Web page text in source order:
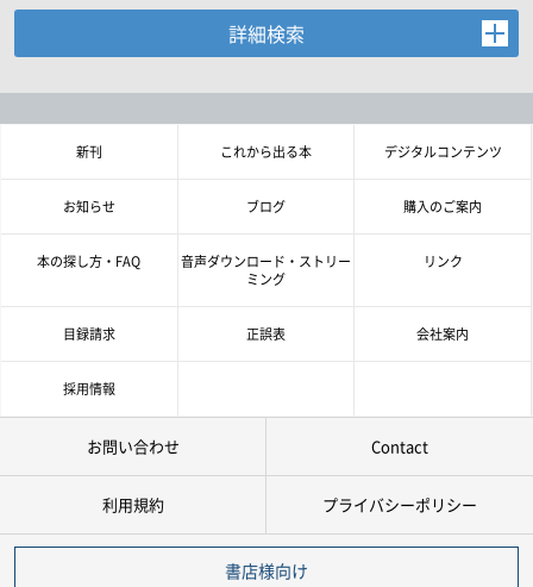
詳細検索
情報を入力、選択後検索ボタンを押してください。
言 語
ジャンル
シリーズ レベル
新刊 これから出る本 デジタルコンテンツ
お知らせ ブログ 購入のご案内
本の探し方・FAQ
音声ダウンロード・ストリー
ミング
リンク
目録請求 正誤表 会社案内
採用情報
お問い合わせ Contact
利用規約 プライバシーポリシー
書店様向け